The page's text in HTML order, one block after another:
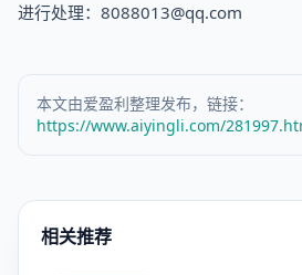
进行处理：8088013@qq.com
本文由爱盈利整理发布，链接：
https://www.aiyingli.com/
相关推荐